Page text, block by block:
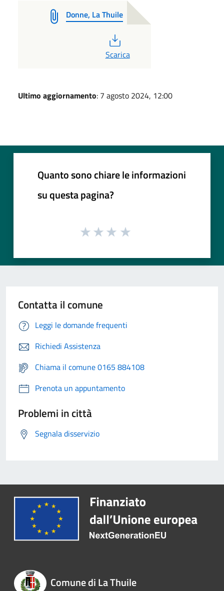
Donne, La Thuile
PDF
Scarica
Ultimo aggiornamento: 7 agosto 2024, 12:00
Quanto sono chiare le informazioni
su questa pagina?
Contatta il comune
Leggi le domande frequenti
Richiedi Assistenza
Chiama il comune 0165 884108
Prenota un appuntamento
Problemi in città
Segnala disservizio
Comune di La Thuile